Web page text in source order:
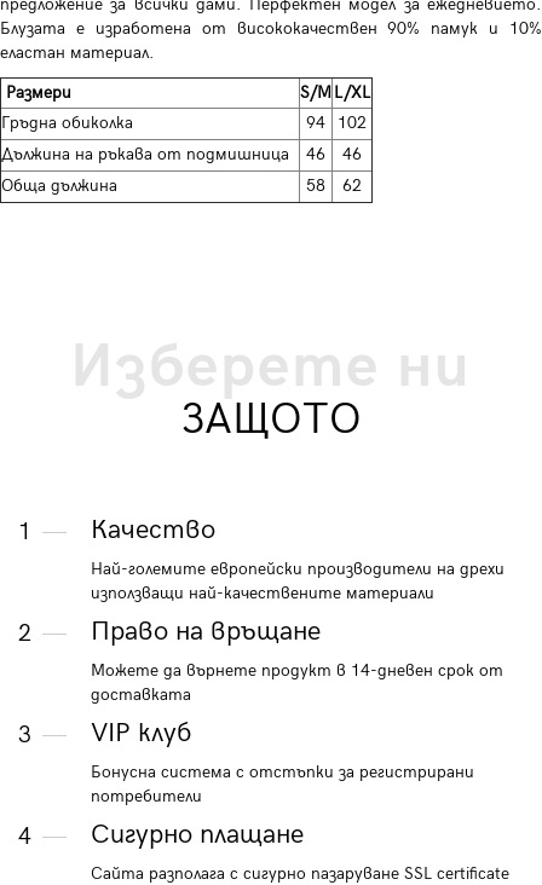
предложение за всички дами. Перфектен модел за ежедневието.
Блузата е изработена от висококачествен 90% памук и 10%
еластан материал.
Размери
S/M L/XL
Гръдна обиколка
94
102
Дължина на ръкава от подмишница
46
46
Обща дължина
58 62
Изберете ни
ЗАЩОТО
1 Качество
Най-големите европейски производители на дрехи
използващи най-качествените материали
2 Право на връщане
Можете да върнете продукт в 14-дневен срок от
доставката
3 VIP клуб
Бонусна система с отстъпки за регистрирани
потребители
4 Сигурно плащане
Сайта разполага с сигурно пазаруване SSL certificate